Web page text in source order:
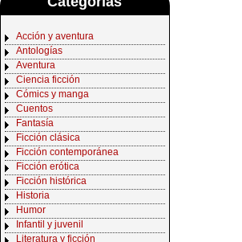
Acción y aventura
Antologías
Aventura
Ciencia ficción
Cómics y manga
Cuentos
Fantasía
Ficción clásica
Ficción contemporánea
Ficción erótica
Ficción histórica
Historia
Humor
Infantil y juvenil
Literatura y ficción